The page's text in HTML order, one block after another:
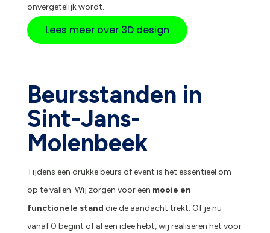
onvergetelijk wordt.
Lees meer over 3D design
Beursstanden in
Sint-Jans-
Molenbeek
Tijdens een drukke beurs of event is het essentieel om
op te vallen. Wij zorgen voor een mooie en
functionele stand die de aandacht trekt. Of je nu
vanaf 0 begint of al een idee hebt, wij realiseren het voor